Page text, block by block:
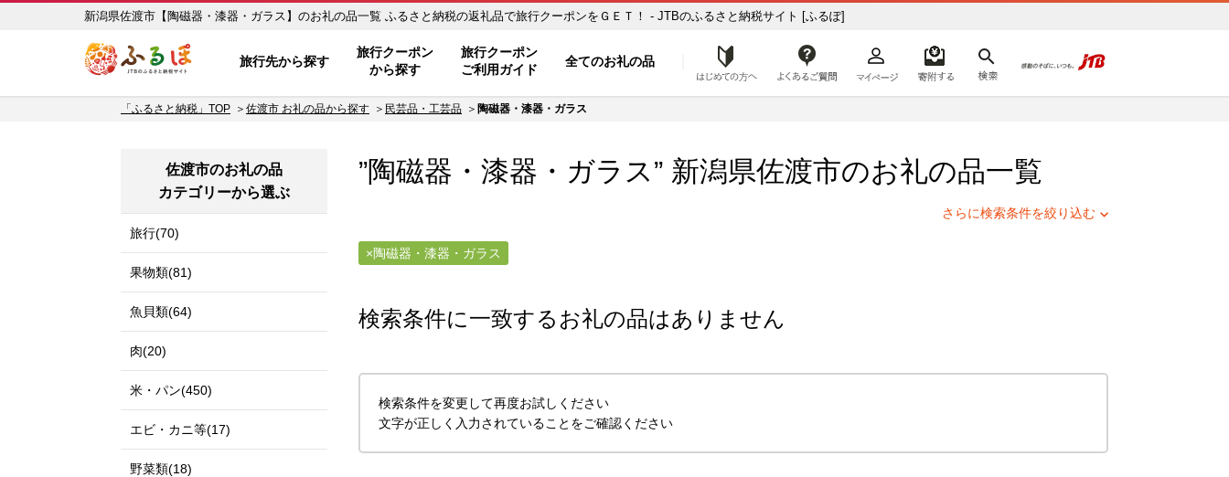
新潟県佐渡市【陶磁器・漆器・ガラス】のお礼の品一覧 ふるさと納税の返礼品で旅行クーポンをＧＥＴ！ - JTBのふるさと納税サイト [ふるぽ]
旅行先から探す
旅行クーポン
から探す
旅行クーポン
ご利用ガイド
全てのお礼の品 はじめての方へ
「ふるさと納税」TOP 佐渡市 お礼の品から探す 民芸品・工芸品 陶磁器・漆器・ガラス
”陶磁器・漆器・ガラス” 新潟県佐渡市のお礼の品一覧
さらに検索条件を絞り込む
陶磁器・漆器・ガラス
検索条件に一致するお礼の品はありません
検索条件を変更して再度お試しください
文字が正しく入力されていることをご確認ください
佐渡市のお礼の品
カテゴリーから選ぶ
旅行(70)
果物類(81)
魚貝類(64)
肉(20)
米・パン(450)
エビ・カニ等(17)
野菜類(18)